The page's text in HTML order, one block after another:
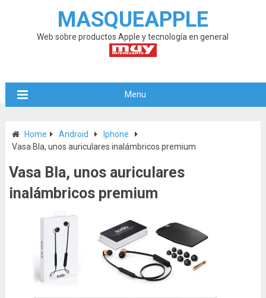
MASQUEAPPLE
Web sobre productos Apple y tecnología en general
Menu
Home Android
Iphone
Vasa Bla, unos auriculares inalámbricos premium
Vasa Bla, unos auriculares
inalámbricos premium